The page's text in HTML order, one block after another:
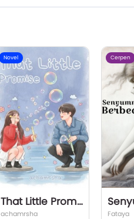
Novel
That Little Promise
achamrsha
Cerpen
Fataya